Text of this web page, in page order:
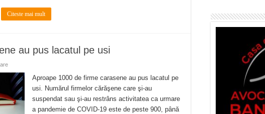
Citeste mai mult
au pus lacatul pe usi
Aproape 1000 de firme carasene au pus lacatul pe
usi. Numărul firmelor cărăşene care şi-au
suspendat sau şi-au restrâns activitatea ca urmare
a pandemie de COVID-19 este de peste 900, până